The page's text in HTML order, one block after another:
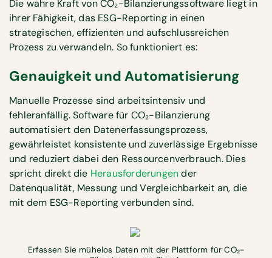
Die wahre Kraft von CO₂-Bilanzierungssoftware liegt in
ihrer Fähigkeit, das ESG-Reporting in einen
strategischen, effizienten und aufschlussreichen
Prozess zu verwandeln. So funktioniert es:
Genauigkeit und Automatisierung
Manuelle Prozesse sind arbeitsintensiv und
fehleranfällig. Software für CO₂-Bilanzierung
automatisiert den Datenerfassungsprozess,
gewährleistet konsistente und zuverlässige Ergebnisse
und reduziert dabei den Ressourcenverbrauch. Dies
spricht direkt die Herausforderungender
Datenqualität, Messung und Vergleichbarkeit an, die
mit dem ESG-Reporting verbunden sind.
Erfassen Sie mühelos Daten mit der Plattform für CO₂-